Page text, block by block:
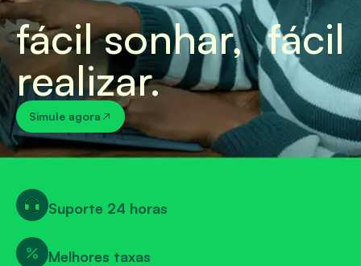
fácil sonhar, fácil
realizar.
Simule agora
Suporte 24 horas
Melhores taxas